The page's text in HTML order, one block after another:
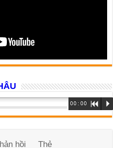
00:00 R P
hồi Thẻ